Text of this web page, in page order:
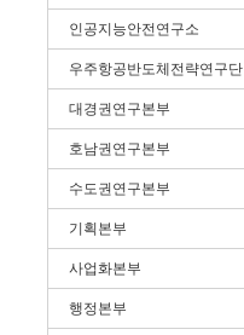
인공지능안전연구소
우주항공반도체전략연구단
대경권연구본부
호남권연구본부
수도권연구본부
기획본부
사업화본부
행정본부